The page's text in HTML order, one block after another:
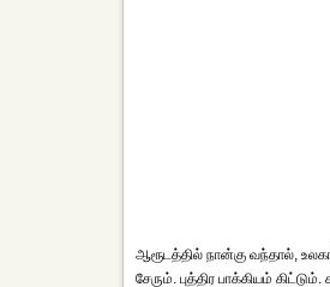
ஆரூடத்தில் நான்கு வந்தால்,
சேரும். புத்திர பாக்கியம்